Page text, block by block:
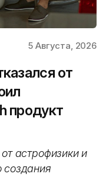
5 Августа, 2026
от
продукт
астрофизики и
создания